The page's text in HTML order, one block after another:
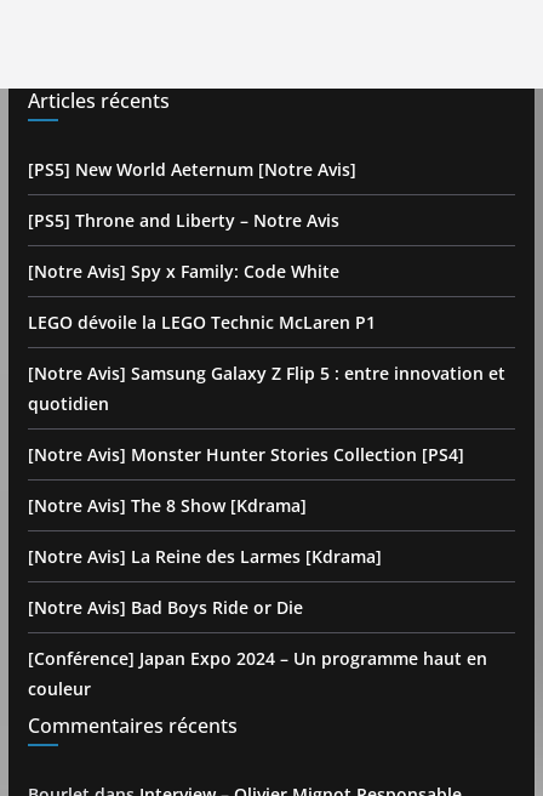
Articles récents
[PS5] New World Aeternum [Notre Avis]
[PS5] Throne and Liberty – Notre Avis
[Notre Avis] Spy x Family: Code White
LEGO dévoile la LEGO Technic McLaren P1
[Notre Avis] Samsung Galaxy Z Flip 5 : entre innovation et
quotidien
[Notre Avis] Monster Hunter Stories Collection [PS4]
[Notre Avis] The 8 Show [Kdrama]
[Notre Avis] La Reine des Larmes [Kdrama]
[Notre Avis] Bad Boys Ride or Die
[Conférence] Japan Expo 2024 – Un programme haut en
couleur
Commentaires récents